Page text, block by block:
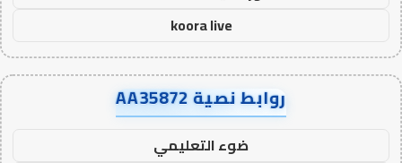
koora live
روابط نصية AA35872
ضوء التعليمي